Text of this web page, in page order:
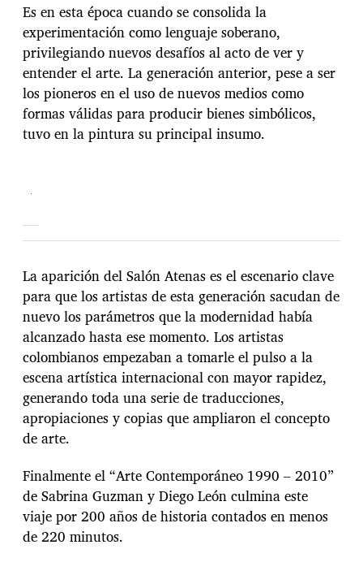
Es en esta época cuando se consolida la
experimentación como lenguaje soberano,
privilegiando nuevos desafíos al acto de ver y
entender el arte. La generación anterior, pese a ser
los pioneros en el uso de nuevos medios como
formas válidas para producir bienes simbólicos,
tuvo en la pintura su principal insumo.
La aparición del Salón Atenas es el escenario clave
para que los artistas de esta generación sacudan de
nuevo los parámetros que la modernidad había
alcanzado hasta ese momento. Los artistas
colombianos empezaban a tomarle el pulso a la
escena artística internacional con mayor rapidez,
generando toda una serie de traducciones,
apropiaciones y copias que ampliaron el concepto
de arte.
Finalmente el “Arte Contemporáneo 1990 – 2010”
de Sabrina Guzman y Diego León culmina este
viaje por 200 años de historia contados en menos
de 220 minutos.